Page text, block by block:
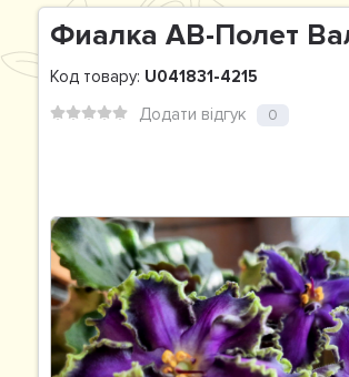
Фиалка АВ-Полет
Код товару: U041831-4215
Додати відгук
0